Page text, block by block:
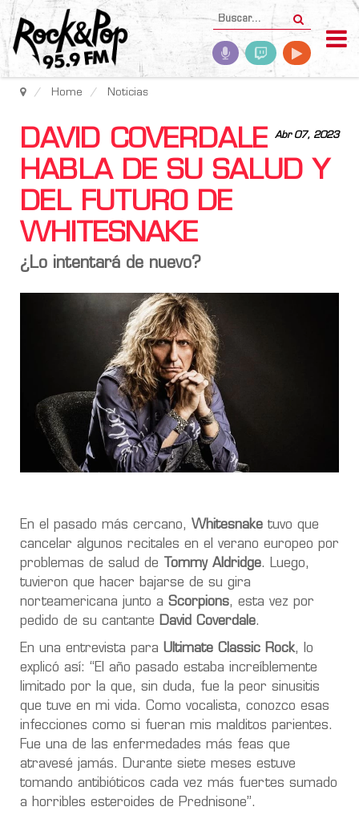
Home Noticias
Abr 07, 2023
DAVID COVERDALE
HABLA DE SU SALUD Y
DEL FUTURO DE
WHITESNAKE
¿Lo intentará de nuevo?
En el pasado más cercano, Whitesnake tuvo que
cancelar algunos recitales en el verano europeo por
problemas de salud de
Tommy Aldridge. Luego,
tuvieron que hacer bajarse de su gira
norteamericana junto a Scorpions, esta vez por
pedido de su cantante David Coverdale.
En una entrevista para Ultimate Classic Rock, lo
explicó así: “El año pasado estaba increíblemente
limitado por la que, sin duda, fue la peor sinusitis
que tuve en mi vida. Como vocalista, conozco esas
infecciones como si fueran mis malditos parientes.
Fue una de las enfermedades más feas que
atravesé jamás. Durante siete meses estuve
tomando antibióticos cada vez más fuertes sumado
a horribles esteroides de Prednisone”.